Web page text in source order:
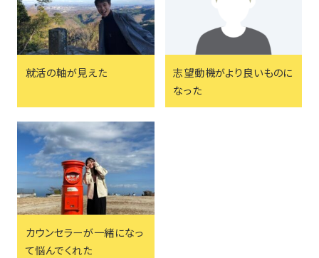
就活の軸が見えた
志望動機がより良いものに
なった
カウンセラーが一緒になっ
て悩んでくれた